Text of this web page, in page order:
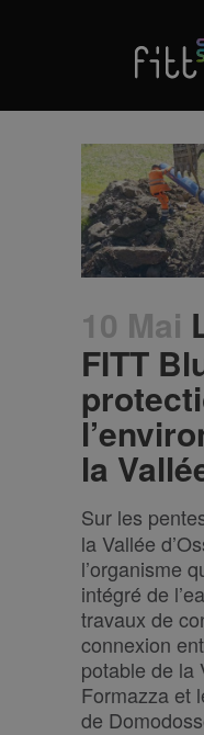
10 Mai
FITT
la
Sur les
la Vallée
l’organisme
intégré de
travaux de
connexion
potable de la
Formazza et
de